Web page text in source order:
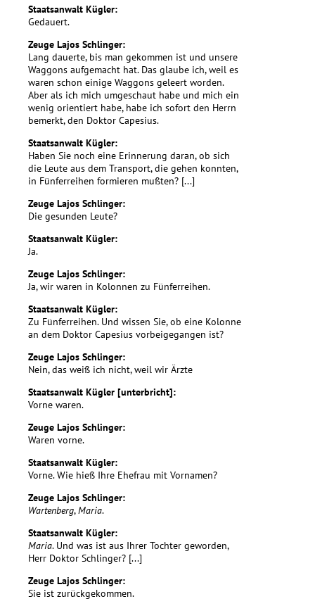
Staatsanwalt Kügler:
Gedauert.
Zeuge Lajos Schlinger:
Lang dauerte, bis man gekommen ist und unsere
Waggons aufgemacht hat. Das glaube ich, weil es
waren schon einige Waggons geleert worden.
Aber als ich mich umgeschaut habe und mich ein
wenig orientiert habe, habe ich sofort den Herrn
bemerkt, den Doktor Capesius.
Staatsanwalt Kügler:
Haben Sie noch eine Erinnerung daran, ob sich
die Leute aus dem Transport, die gehen konnten,
in Fünferreihen formieren mußten? [...]
Zeuge Lajos Schlinger:
Die gesunden Leute?
Staatsanwalt Kügler:
Ja.
Zeuge Lajos Schlinger:
Ja, wir waren in Kolonnen zu Fünferreihen.
Staatsanwalt Kügler:
Zu Fünferreihen. Und wissen Sie, ob eine Kolonne
an dem Doktor Capesius vorbeigegangen ist?
Zeuge Lajos Schlinger:
Nein, das weiß ich nicht, weil wir Ärzte
Staatsanwalt Kügler [unterbricht]:
Vorne waren.
Zeuge Lajos Schlinger:
Waren vorne.
Staatsanwalt Kügler:
Vorne. Wie hieß Ihre Ehefrau mit Vornamen?
Zeuge Lajos Schlinger:
Wartenberg,Maria.
Staatsanwalt Kügler:
Maria. Und was ist aus Ihrer Tochter geworden,
Herr Doktor Schlinger? [...]
Zeuge Lajos Schlinger:
Sie ist zurückgekommen.